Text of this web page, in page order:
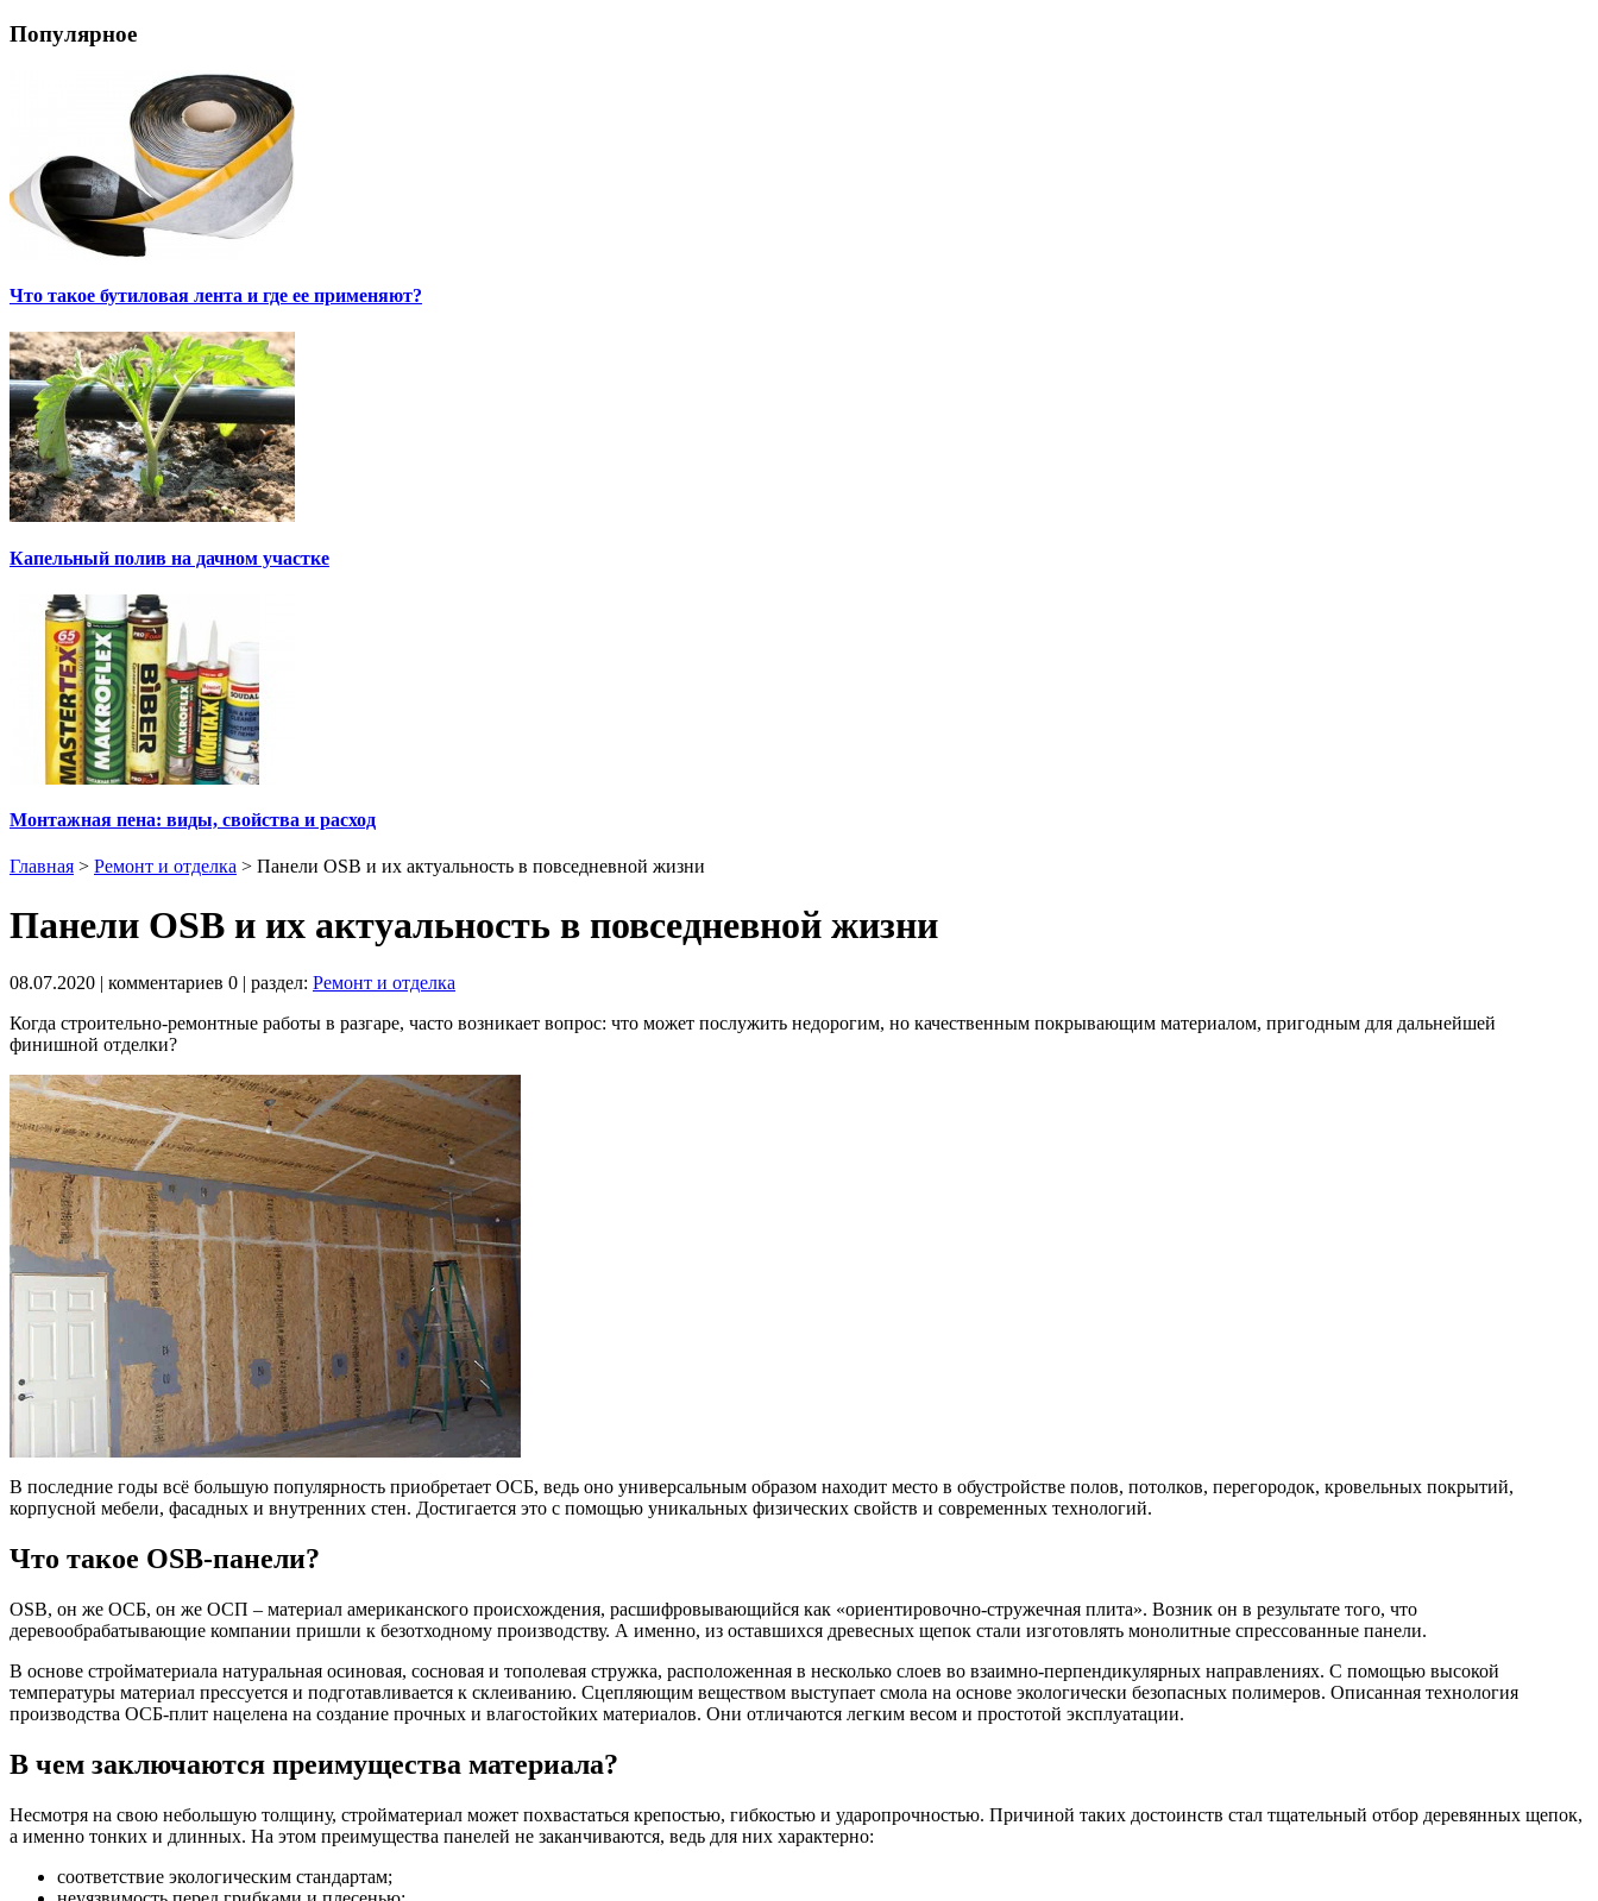
Популярное
Что такое бутиловая лента и где ее применяют?
Капельный полив на дачном участке
Монтажная пена: виды, свойства и расход
Главная > Ремонт и отделка > Панели OSB и их актуальность в повседневной жизни
Панели OSB и их актуальность в повседневной жизни
08.07.2020 | комментариев 0 | раздел: Ремонт и отделка
Когда строительно-ремонтные работы в разгаре, часто возникает вопрос: что может послужить недорогим, но качественным покрывающим материалом, пригодным для дальнейшей
финишной отделки?
В последние годы всё большую популярность приобретает ОСБ, ведь оно универсальным образом находит место в обустройстве полов, потолков, перегородок, кровельных покрытий,
корпусной мебели, фасадных и внутренних стен. Достигается это с помощью уникальных физических свойств и современных технологий.
Что такое OSB-панели?
OSB, он же ОСБ, он же ОСП – материал американского происхождения, расшифровывающийся как «ориентировочно-стружечная плита». Возник он в результате того, что
деревообрабатывающие компании пришли к безотходному производству. А именно, из оставшихся древесных щепок стали изготовлять монолитные спрессованные панели.
В основе стройматериала натуральная осиновая, сосновая и тополевая стружка, расположенная в несколько слоев во взаимно-перпендикулярных направлениях. С помощью высокой
температуры материал прессуется и подготавливается к склеиванию. Сцепляющим веществом выступает смола на основе экологически безопасных полимеров. Описанная технология
производства ОСБ-плит нацелена на создание прочных и влагостойких материалов. Они отличаются легким весом и простотой эксплуатации.
В чем заключаются преимущества материала?
Несмотря на свою небольшую толщину, стройматериал может похвастаться крепостью, гибкостью и ударопрочностью. Причиной таких достоинств стал тщательный отбор деревянных щепок,
а именно тонких и длинных. На этом преимущества панелей не заканчиваются, ведь для них характерно:
соответствие экологическим стандартам;